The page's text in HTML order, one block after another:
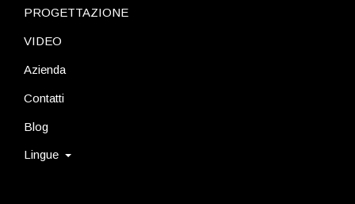
PROGETTAZIONE
VIDEO
Azienda
Contatti
Blog
Lingue